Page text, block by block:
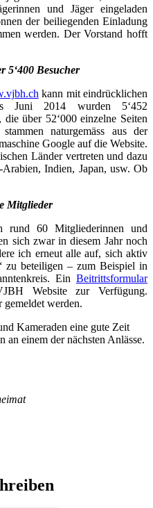
und Jäger eingeladen
der beiliegenden Einladung
werden. Der Vorstand hofft
5‘400 Besucher
kann mit eindrücklichen
Juni 2014 wurden 5‘452
über 52‘000 einzelne Seiten
naturgemäss aus der
Google auf die Website.
Länder vertreten und dazu
Indien, Japan, usw. Ob
Mitglieder
rund 60 Mitgliederinnen und
sich zwar in diesem Jahr noch
ich erneut alle auf, sich aktiv
zu beteiligen – zum Beispiel in
Ein Beitrittsformular
Website zur Verfügung.
gemeldet werden.
Kameraden eine gute Zeit
an einem der nächsten Anlässe.